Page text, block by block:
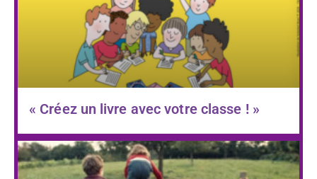
« Créez un livre avec votre classe ! »